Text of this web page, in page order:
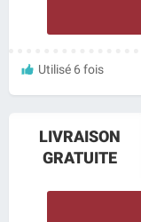
Utilisé 6 fois
LIVRAISON
GRATUITE